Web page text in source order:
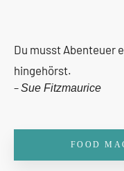
Du musst Abenteuer
hingehörst.
–Sue Fitzmaurice
FOOD